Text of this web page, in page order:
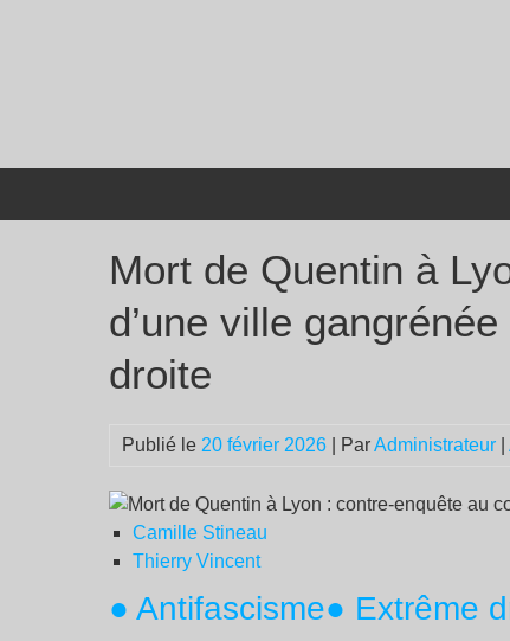
Mort de Quentin à
d’une ville
droite
Publié le 20 février 2026 | ParAdministrateur
Camille Stineau
Thierry Vincent
● Antifascisme● Extrême